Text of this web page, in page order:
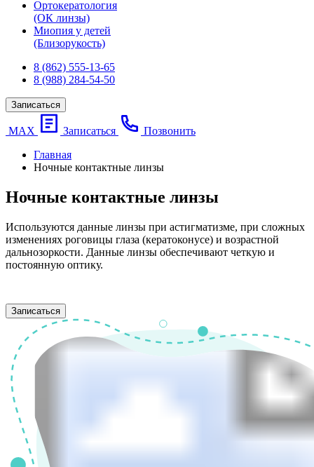
Ортокератология
(ОК линзы)
Миопия у детей
(Близорукость)
8 (862) 555-13-65
8 (988) 284-54-50
Записаться
МАХ Записаться
Позвонить
Главная
Ночные контактные линзы
Ночные контактные линзы
Используются данные линзы при астигматизме, при сложных
изменениях роговицы глаза (кератоконусе) и возрастной
дальнозоркости. Данные линзы обеспечивают четкую и
постоянную оптику.
Записаться